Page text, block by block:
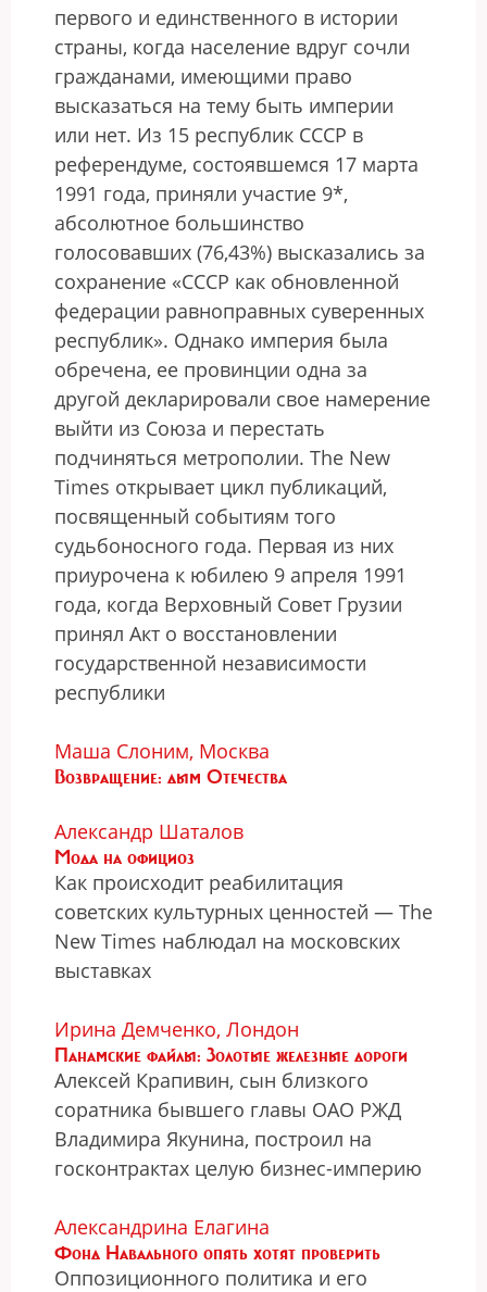
первого и единственного в истории
страны, когда население вдруг сочли
гражданами, имеющими право
высказаться на тему быть империи
или нет. Из 15 республик СССР в
референдуме, состоявшемся 17 марта
1991 года, приняли участие 9*,
абсолютное большинство
голосовавших (76,43%) высказались за
сохранение «СССР как обновленной
федерации равноправных суверенных
республик». Однако империя была
обречена, ее провинции одна за
другой декларировали свое намерение
выйти из Союза и перестать
подчиняться метрополии. The New
Times открывает цикл публикаций,
посвященный событиям того
судьбоносного года. Первая из них
приурочена к юбилею 9 апреля 1991
года, когда Верховный Совет Грузии
принял Акт о восстановлении
государственной независимости
республики
Маша Слоним, Москва
Возвращение: дым Отечества
Александр Шаталов
Мода на официоз
Как происходит реабилитация
советских культурных ценностей — The
New Times наблюдал на московских
выставках
Ирина Демченко, Лондон
Панамские файлы: Золотые железные дороги
Алексей Крапивин, сын близкого
соратника бывшего главы ОАО РЖД
Владимира Якунина, построил на
госконтрактах целую бизнес-империю
Александрина Елагина
Фонд Навального опять хотят проверить
Оппозиционного политика и его